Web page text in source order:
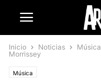
Inicio Noticias Música
Morrissey
Música